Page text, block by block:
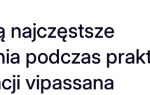
najczęstsze
podczas
vipassana